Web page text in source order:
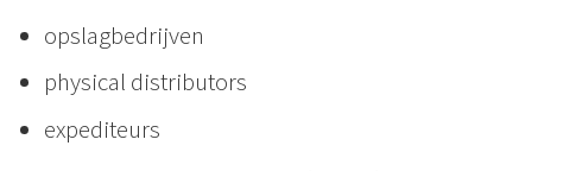
opslagbedrijven
physical distributors
expediteurs